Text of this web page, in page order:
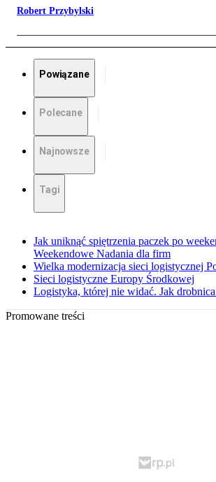
Robert Przybylski
Powiązane
Polecane
Najnowsze
Tagi
Jak uniknąć spiętrzenia paczek po
Weekendowe Nadania dla firm
Wielka modernizacja sieci logistycznej
Sieci logistyczne Europy Środkowej
Logistyka, której nie widać. Jak
Promowane treści